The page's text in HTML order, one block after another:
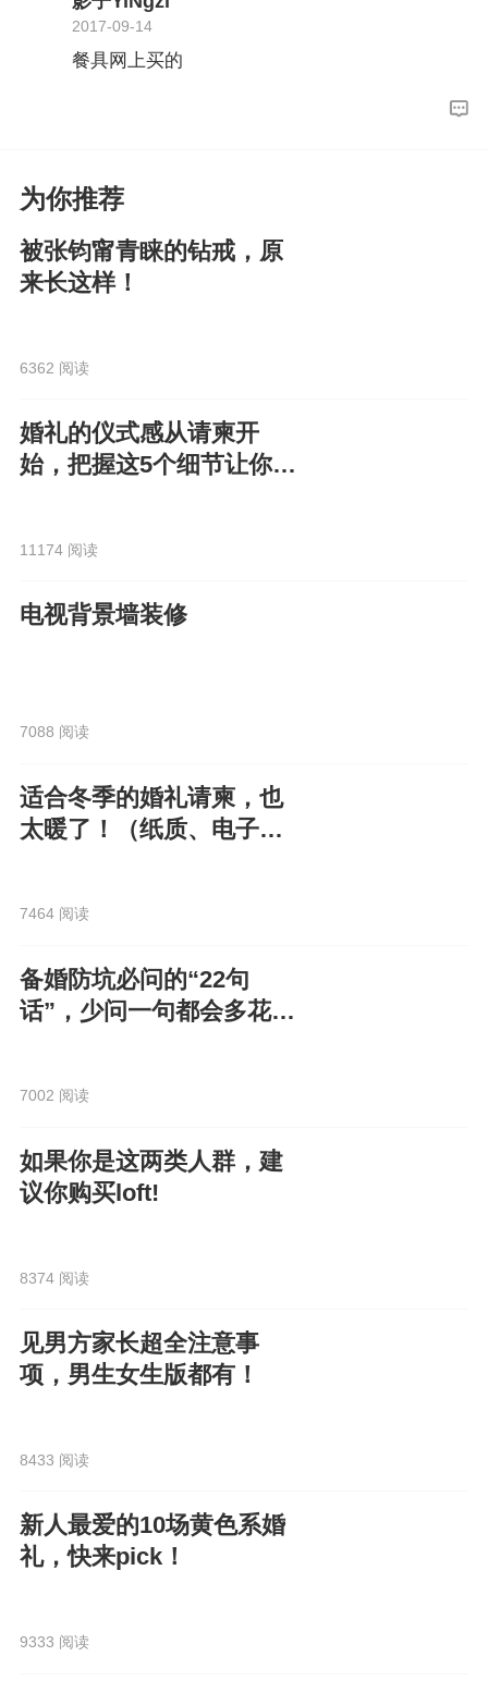
2017-09-14
餐具网上买的
为你推荐
被张钧甯青睐的钻戒，原
来长这样！
6362 阅读
婚礼的仪式感从请柬开
始，把握这5个细节让你的
11174 阅读
电视背景墙装修
7088 阅读
适合冬季的婚礼请柬，也
太暖了！（纸质、电子都
7464 阅读
备婚防坑必问的“22句
话”，少问一句都会多花
7002 阅读
如果你是这两类人群，建
议你购买loft!
8374 阅读
见男方家长超全注意事
项，男生女生版都有！
8433 阅读
新人最爱的10场黄色系婚
礼，快来pick！
9333 阅读